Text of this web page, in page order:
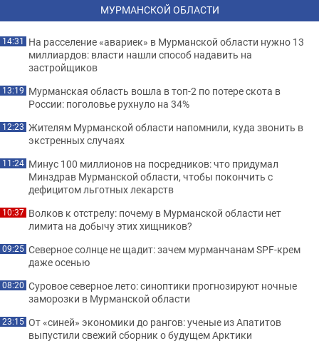
МУРМАНСКОЙ ОБЛАСТИ
14:31 На расселение «авариек» в Мурманской области нужно 13
миллиардов: власти нашли способ надавить на
застройщиков
13:19 Мурманская область вошла в топ-2 по потере скота в
России: поголовье рухнуло на 34%
12:23 Жителям Мурманской области напомнили, куда звонить в
экстренных случаях
11:24 Минус 100 миллионов на посредников: что придумал
Минздрав Мурманской области, чтобы покончить с
дефицитом льготных лекарств
10:37 Волков к отстрелу: почему в Мурманской области нет
лимита на добычу этих хищников?
09:25 Северное солнце не щадит: зачем мурманчанам SPF-крем
даже осенью
08:20 Суровое северное лето: синоптики прогнозируют ночные
заморозки в Мурманской области
23:15 От «синей» экономики до рангов: ученые из Апатитов
выпустили свежий сборник о будущем Арктики